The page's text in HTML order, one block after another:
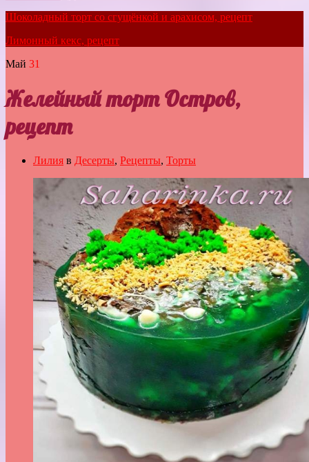
Шоколадный торт со сгущёнкой и арахисом, рецепт
Лимонный кекс, рецепт
Май 31
Желейный торт Остров,
рецепт
Лилия в Десерты, Рецепты, Торты